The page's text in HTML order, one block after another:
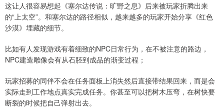
这让人很容易想起《塞尔达传说：旷野之息》后来被玩家折腾出来
的“上太空”。和塞尔达的路径相似，越来越多的玩家开始分享《红色
沙漠》埋藏的细节。
比如有人发现游戏有着细致的NPC日常行为，在不被注意的路边，
NPC建造雕像会有从石胚到成品的渐变过程；
玩家招募的同伴不会在任务面板上消失然后直接带结果回来，而是会
实际走到工作地点真实完成任务。你甚至可以把树木压弯，在树快要
断裂的时候把自己弹射出去。